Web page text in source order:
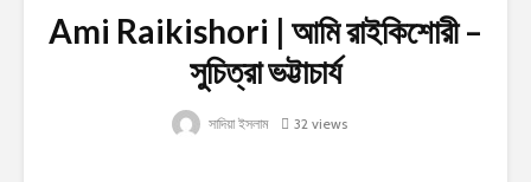
Ami Raikishori | আমি রাইকিশোরী –
সুচিত্রা ভট্টাচার্য
সাদিয়া ইসলাম 32 views